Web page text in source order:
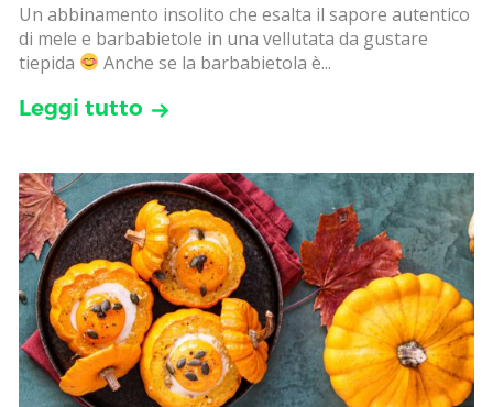
Un abbinamento insolito che esalta il sapore autentico
di mele e barbabietole in una vellutata da gustare
tiepida
Anche se la barbabietola è...
Leggi tutto